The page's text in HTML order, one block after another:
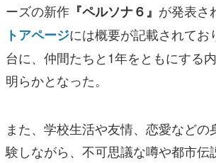
ーズの新作 『ペルソナ６』 が発表さ
トアページには概要が記載されてお
台に、仲間たちと1年をともにする
明らかとなった。
また、学校生活や友情、恋愛など
験しながら、不可思議な噂や都市伝